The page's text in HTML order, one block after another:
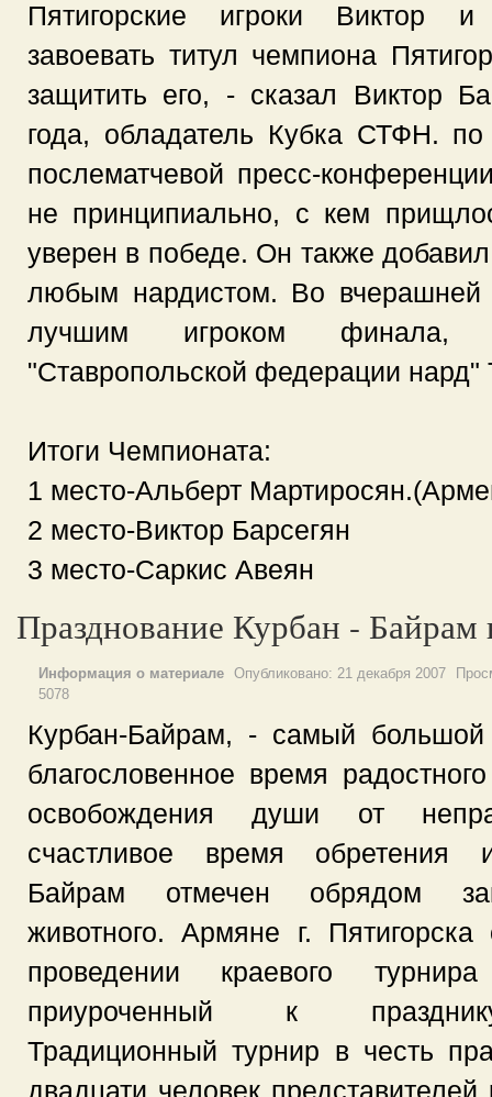
Пятигорские игроки Виктор
завоевать титул чемпиона
защитить его, - сказал Виктор
года, обладатель Кубка СТФН.
послематчевой пресс-
не принципиально, с кем
уверен в победе. Он также
любым нардистом. Во вчерашней
лучшим игроком финала,
"Ставропольской федерации нард"
Итоги Чемпионата:
1 место-Альберт
2 место-Виктор Барсегян
3 место-Саркис Авеян
Празднование Курбан -
Информация о материале Опубликовано: 21 декабря 2007
5078
Курбан-Байрам, - самый большой
благословенное время
освобождения души от
счастливое время обретения
Байрам отмечен обрядом
животного. Армяне г.
проведении краевого
приуроченный к
Традиционный турнир в честь
двадцати человек